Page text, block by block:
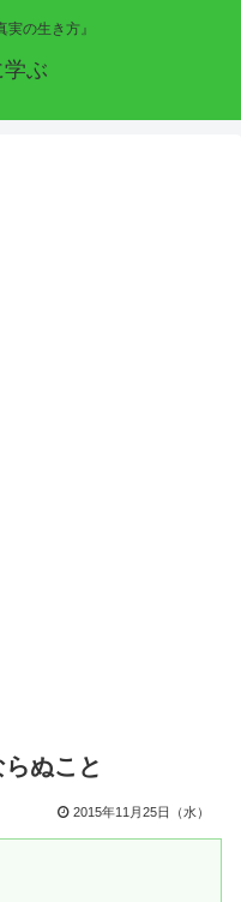
の生き方』
ぶ
ぬこと
2015年11月25日（水）